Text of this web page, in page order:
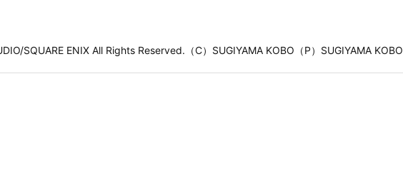
SQUARE ENIX All Rights Reserved.（C）SUGIYAMA KOBO（P）SUGIYAMA KOBO